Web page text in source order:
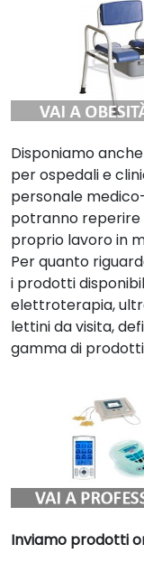
Disponiamo
per ospedali e
personale
potranno reperire
proprio lavoro in
Per quanto
i prodotti
elettroterapia,
lettini da visita,
gamma di
Inviamo prodotti